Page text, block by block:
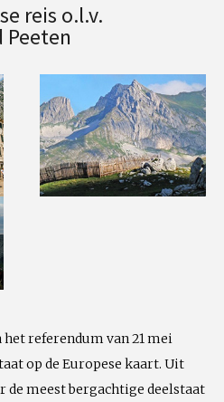
reis o.l.v.
Peeten
referendum van 21 mei
op de Europese kaart. Uit
de meest bergachtige deelstaat